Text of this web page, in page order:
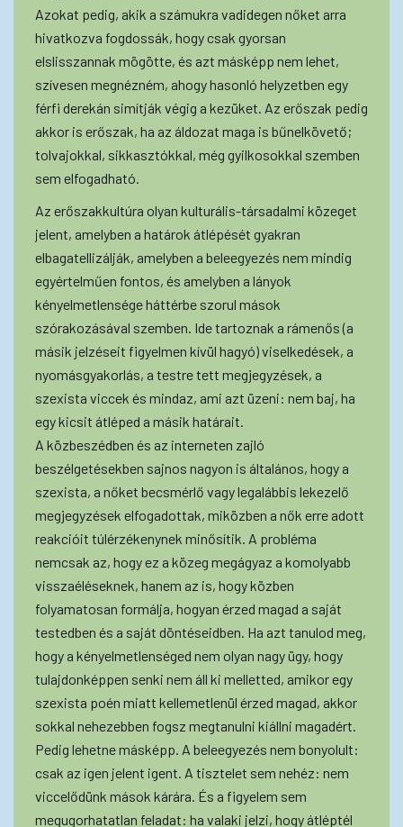
Azokat pedig, akik a számukra vadidegen nőket arra
hivatkozva fogdossák, hogy csak gyorsan
elslisszannak mögötte, és azt másképp nem lehet,
szívesen megnézném, ahogy hasonló helyzetben egy
férfi derekán simítják végig a kezüket. Az erőszak pedig
akkor is erőszak, ha az áldozat maga is bűnelkövető;
tolvajokkal, sikkasztókkal, még gyilkosokkal szemben
sem elfogadható.
Az erőszakkultúra olyan kulturális-társadalmi közeget
jelent, amelyben a határok átlépését gyakran
elbagatellizálják, amelyben a beleegyezés nem mindig
egyértelműen fontos, és amelyben a lányok
kényelmetlensége háttérbe szorul mások
szórakozásával szemben. Ide tartoznak a rámenős (a
másik jelzéseit figyelmen kívül hagyó) viselkedések, a
nyomásgyakorlás, a testre tett megjegyzések, a
szexista viccek és mindaz, ami azt üzeni: nem baj, ha
egy kicsit átléped a másik határait.
A közbeszédben és az interneten zajló
beszélgetésekben sajnos nagyon is általános, hogy a
szexista, a nőket becsmérlő vagy legalábbis lekezelő
megjegyzések elfogadottak, miközben a nők erre adott
reakcióit túlérzékenynek minősítik. A probléma
nemcsak az, hogy ez a közeg megágyaz a komolyabb
visszaéléseknek, hanem az is, hogy közben
folyamatosan formálja, hogyan érzed magad a saját
testedben és a saját döntéseidben. Ha azt tanulod meg,
hogy a kényelmetlenséged nem olyan nagy ügy, hogy
tulajdonképpen senki nem áll ki melletted, amikor egy
szexista poén miatt kellemetlenül érzed magad, akkor
sokkal nehezebben fogsz megtanulni kiállni magadért.
Pedig lehetne másképp. A beleegyezés nem bonyolult:
csak az igen jelent igent. A tisztelet sem nehéz: nem
viccelődünk mások kárára. És a figyelem sem
megugorhatatlan feladat: ha valaki jelzi, hogy átléptél